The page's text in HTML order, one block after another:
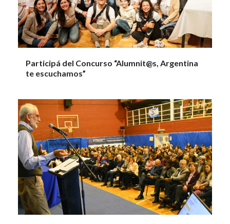
Participá del Concurso “Alumnit@s, Argentina
te escuchamos”